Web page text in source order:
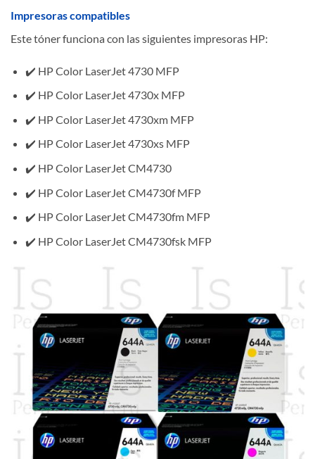
Impresoras compatibles
Este tóner funciona con las siguientes impresoras HP:
✔️ HP Color LaserJet 4730 MFP
✔️ HP Color LaserJet 4730x MFP
✔️ HP Color LaserJet 4730xm MFP
✔️ HP Color LaserJet 4730xs MFP
✔️ HP Color LaserJet CM4730
✔️ HP Color LaserJet CM4730f MFP
✔️ HP Color LaserJet CM4730fm MFP
✔️ HP Color LaserJet CM4730fsk MFP